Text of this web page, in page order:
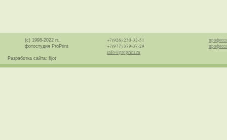
(с) 1998-2022 гг.,
фотостудия ProPrint
Разработка сайта: fljot
+7(926) 230-32-51
+7(977) 379-37-29
info@proprint.ru